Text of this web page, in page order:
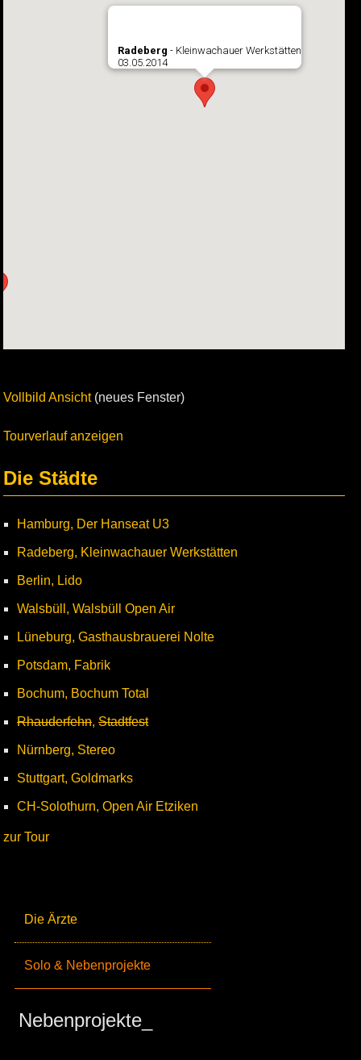
Die Ärzte
Solo & Nebenprojekte
Nebenprojekte_
Radeberg - Kleinwachauer Werkstätten
03.05.2014
Vollbild Ansicht(neues Fenster)
Tourverlauf anzeigen
Die Städte
Hamburg, Der Hanseat U3
Radeberg, Kleinwachauer Werkstätten
Berlin, Lido
Walsbüll, Walsbüll Open Air
Lüneburg, Gasthausbrauerei Nolte
Potsdam, Fabrik
Bochum, Bochum Total
Rhauderfehn, Stadtfest
Nürnberg, Stereo
Stuttgart, Goldmarks
CH-Solothurn, Open Air Etziken
zur Tour